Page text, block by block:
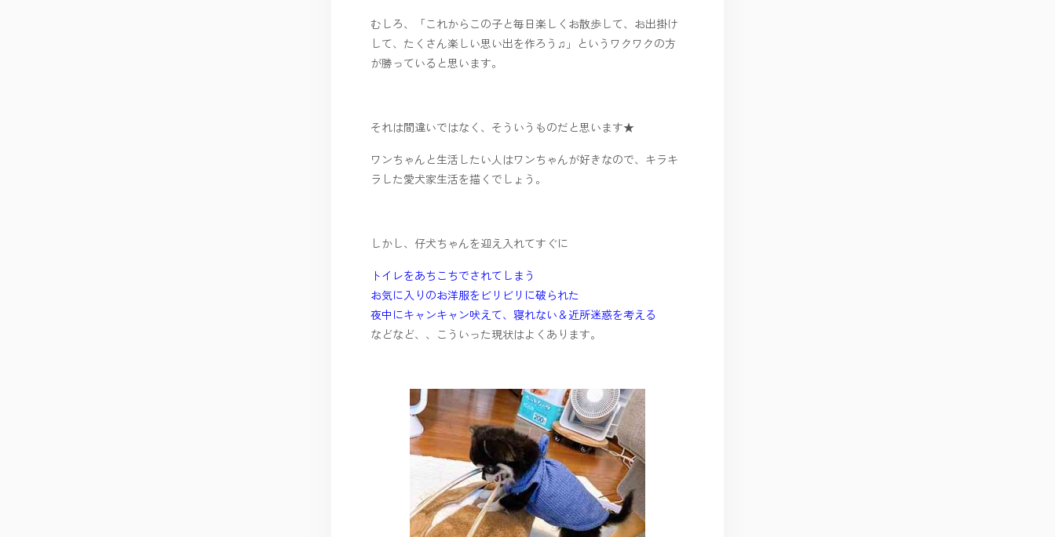
むしろ、「これからこの子と毎日楽しくお散歩して、お出掛け
して、たくさん楽しい思い出を作ろう♫」というワクワクの方
が勝っていると思います。
それは間違いではなく、そういうものだと思います★
ワンちゃんと生活したい人はワンちゃんが好きなので、キラキ
ラした愛犬家生活を描くでしょう。
しかし、仔犬ちゃんを迎え入れてすぐに
トイレをあちこちでされてしまう
お気に入りのお洋服をビリビリに破られた
夜中にキャンキャン吠えて、寝れない＆近所迷惑を考える
などなど、、こういった現状はよくあります。